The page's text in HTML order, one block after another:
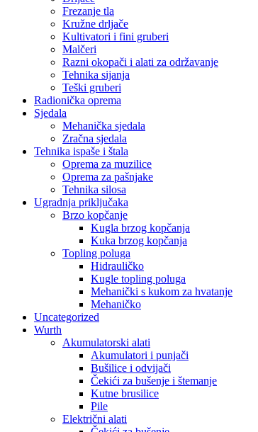
Frezanje tla
Kružne drljače
Kultivatori i fini gruberi
Malčeri
Razni okopači i alati za održavanje
Tehnika sijanja
Teški gruberi
Radionička oprema
Sjedala
Mehanička sjedala
Zračna sjedala
Tehnika ispaše i štala
Oprema za muzilice
Oprema za pašnjake
Tehnika silosa
Ugradnja priključaka
Brzo kopčanje
Kugla brzog kopčanja
Kuka brzog kopčanja
Topling poluga
Hidrauličko
Kugle topling poluga
Mehanički s kukom za hvatanje
Mehaničko
Uncategorized
Wurth
Akumulatorski alati
Akumulatori i punjači
Bušilice i odvijači
Čekići za bušenje i štemanje
Kutne brusilice
Pile
Električni alati